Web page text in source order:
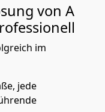
von A
im
jede